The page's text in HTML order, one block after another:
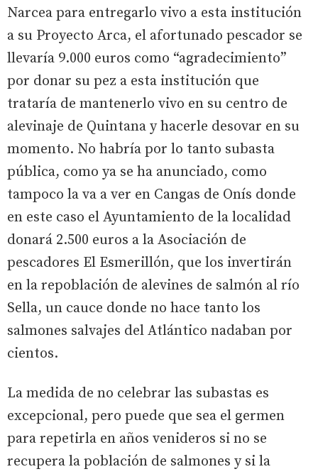
Narcea para entregarlo vivo a esta institución
a su Proyecto Arca, el afortunado pescador se
llevaría 9.000 euros como “agradecimiento”
por donar su pez a esta institución que
trataría de mantenerlo vivo en su centro de
alevinaje de Quintana y hacerle desovar en su
momento. No habría por lo tanto subasta
pública, como ya se ha anunciado, como
tampoco la va a ver en Cangas de Onís donde
en este caso el Ayuntamiento de la localidad
donará 2.500 euros a la Asociación de
pescadores El Esmerillón, que los invertirán
en la repoblación de alevines de salmón al río
Sella, un cauce donde no hace tanto los
salmones salvajes del Atlántico nadaban por
cientos.
La medida de no celebrar las subastas es
excepcional, pero puede que sea el germen
para repetirla en años venideros si no se
recupera la población de salmones y si la